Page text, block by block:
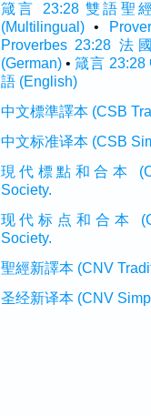
箴言 23:28 雙語聖
(Multilingual)•
Proverbes 23:28 法
(German)•箴言 23:28
語 (English)
中文標準譯本 (CSB
中文标准译本 (CSB
現代標點和合本
Society.
现代标点和合本
Society.
聖經新譯本 (CNV
圣经新译本 (CNV